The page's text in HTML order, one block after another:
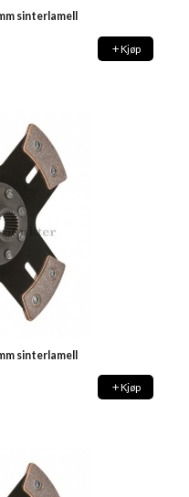
sinterlamell
Kjøp
sinterlamell
Kjøp